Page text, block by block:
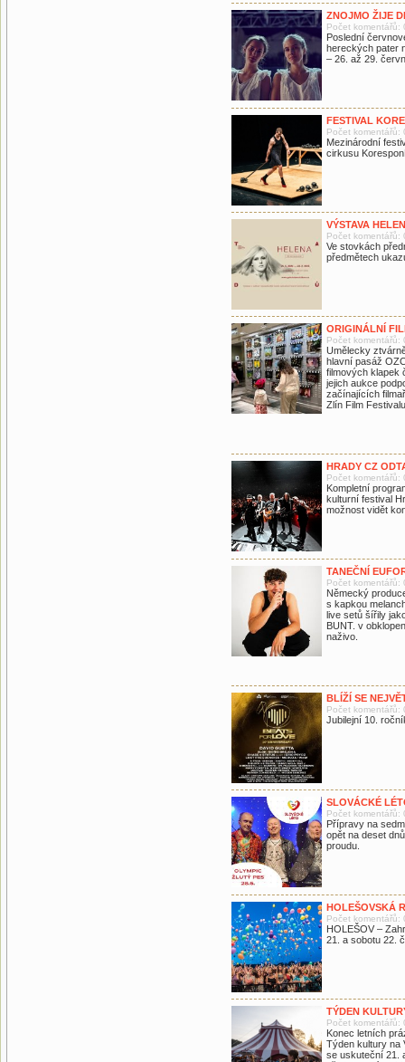
ZNOJMO ŽIJE
Počet komentářů:
Poslední
hereckých pater
– 26. až 29.
FESTIVAL
Počet komentářů:
Mezinárodní
cirkusu
VÝSTAVA
Počet komentářů:
Ve stovkách
předmětech
ORIGINÁLNÍ
Počet komentářů:
Umělecky
hlavní pasáž
filmových klapek
jejich aukce
začínajících
Zlín Film
HRADY CZ
Počet komentářů:
Kompletní
kulturní festival
možnost vidět
​​TANEČNÍ
Počet komentářů:
Německý
s kapkou
live setů šířily
BUNT. v
naživo.
BLÍŽÍ SE
Počet komentářů:
Jubilejní 10.
SLOVÁCKÉ
Počet komentářů:
Přípravy na
opět na deset
proudu.
HOLEŠOVSKÁ
Počet komentářů:
HOLEŠOV –
21. a sobotu 22.
TÝDEN
Počet komentářů:
Konec letních
Týden kultury na
se uskuteční 21.